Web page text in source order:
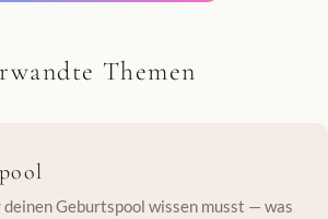
Themen
deinen Geburtspool wissen musst — was